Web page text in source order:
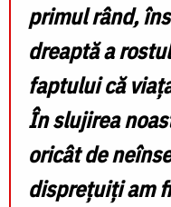
primul rând,
dreaptă a
faptului că
În slujirea
oricât de
disprețuiți am